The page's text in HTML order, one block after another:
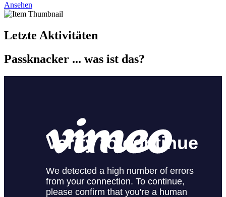
Ansehen
Letzte Aktivitäten
Passknacker ... was ist das?